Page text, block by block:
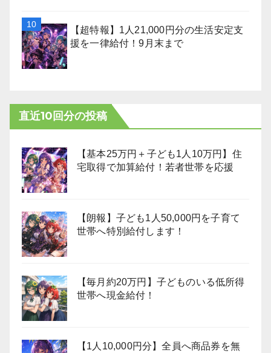
【超特報】1人21,000円分の生活安定支
援を一律給付！9月末まで
直近10回分の投稿
【基本25万円＋子ども1人10万円】住
宅取得で加算給付！若者世帯を応援
【朗報】子ども1人50,000円を子育て
世帯へ特別給付します！
【毎月約20万円】子どものいる低所得
世帯へ現金給付！
【1人10,000円分】全員へ商品券を無